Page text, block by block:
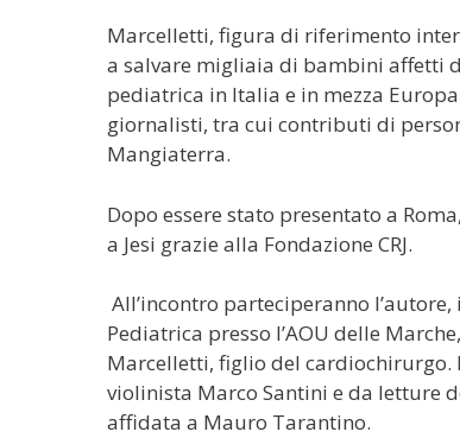
Marcelletti, figura di riferimento
a salvare migliaia di bambini affetti
pediatrica in Italia e in mezza
giornalisti, tra cui contributi di
Mangiaterra.
Dopo essere stato presentato a
a Jesi grazie alla Fondazione CRJ.
All’incontro parteciperanno
Pediatrica presso l’AOU delle
Marcelletti, figlio del cardiochirurgo.
violinista Marco Santini e da letture
affidata a Mauro Tarantino.